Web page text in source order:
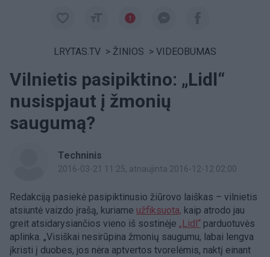
LRYTAS.TV > ŽINIOS > VIDEOBUMAS
Vilnietis pasipiktino: „Lidl“
nusispjaut į žmonių
saugumą?
Techninis
2016-03-21 11:25, atnaujinta 2016-12-12 02:00
Redakciją pasiekė pasipiktinusio žiūrovo laiškas – vilnietis
atsiuntė vaizdo įrašą, kuriame užfiksuota, kaip atrodo jau
greit atsidarysiančios vieno iš sostinėje „Lidl“ parduotuvės
aplinka. „Visiškai nesirūpina žmonių saugumu, labai lengva
įkristi į duobes, jos nėra aptvertos tvorelėmis, naktį einant